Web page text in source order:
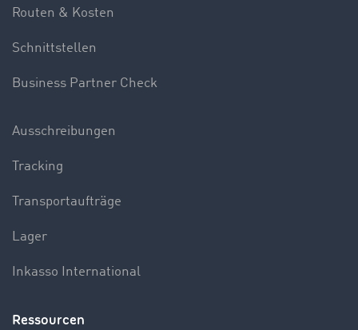
Routen & Kosten
Schnittstellen
Business Partner Check
Ausschreibungen
Tracking
Transportaufträge
Lager
Inkasso International
Ressourcen